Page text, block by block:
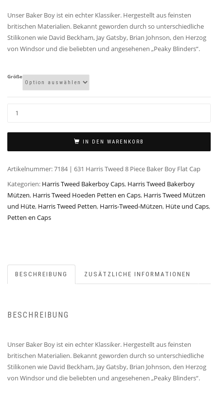
Unser Baker Boy ist ein echter Klassiker. Hergestellt aus feinsten
britischen Materialien. Bekannt geworden durch so unterschiedliche
Stilikonen wie David Beckham, Jay Gatsby, Brian Johnson, den Herzog
von Windsor und die beliebten und angesehenen „Peaky Blinders“.
Größe
IN DEN WARENKORB
Artikelnummer:7184 | 631 Harris Tweed 8 Piece Baker Boy Flat Cap
Kategorien: Harris Tweed Bakerboy Caps, Harris Tweed Bakerboy
Mützen, Harris Tweed Hoeden Petten en Caps, Harris Tweed Mützen
und Hüte, Harris Tweed Petten, Harris-Tweed-Mützen, Hüte und Caps,
Petten en Caps
BESCHREIBUNG ZUSÄTZLICHE INFORMATIONEN
BESCHREIBUNG
Unser Baker Boy ist ein echter Klassiker. Hergestellt aus feinsten
britischen Materialien. Bekannt geworden durch so unterschiedliche
Stilikonen wie David Beckham, Jay Gatsby, Brian Johnson, den Herzog
von Windsor und die beliebten und angesehenen „Peaky Blinders“.